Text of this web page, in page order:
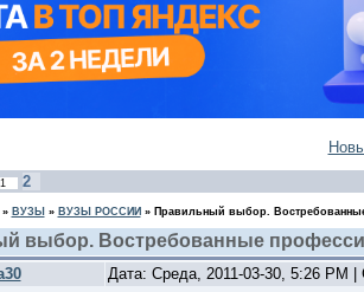
1 2
ВУЗЫ » ВУЗЫ РОССИИ » Правильный выбор.
выбор. Востребованные
Дата: Среда, 2011-03-30, 5:26 PM